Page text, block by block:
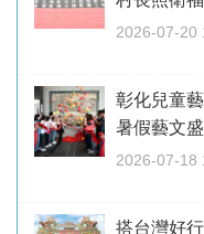
2026-07-20
彰化兒童
暑假藝文
2026-07-18
搭台灣好